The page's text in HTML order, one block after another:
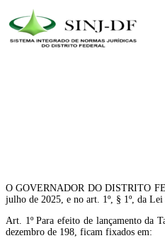
O GOVERNADOR DO DISTRITO
julho de 2025, e no art. 1º, § 1º, da
Art. 1º Para efeito de lançamento da
dezembro de 198, ficam fixados em: